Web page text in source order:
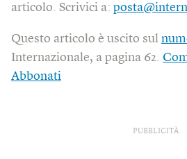
articolo. Scrivici a:
Questo articolo è uscito sul
Internazionale, a pagina 62.
Abbonati
PUBBLICITÀ